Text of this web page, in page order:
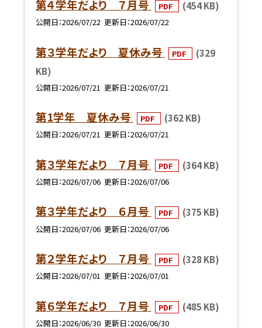
第４学年だより ７月号 PDF (454 KB)
公開日 2026/07/22 更新日 2026/07/22
第３学年だより 夏休み号 PDF
(329
KB)
公開日 2026/07/21 更新日 2026/07/21
第1学年 夏休み号 PDF (362 KB)
公開日 2026/07/21 更新日 2026/07/21
第３学年だより ７月号 PDF (364 KB)
公開日 2026/07/06 更新日 2026/07/06
第３学年だより ６月号 PDF (375 KB)
公開日 2026/07/06 更新日 2026/07/06
第２学年だより ７月号 PDF (328 KB)
公開日 2026/07/01 更新日 2026/07/01
第６学年だより ７月号 PDF (485 KB)
公開日 2026/06/30 更新日 2026/06/30